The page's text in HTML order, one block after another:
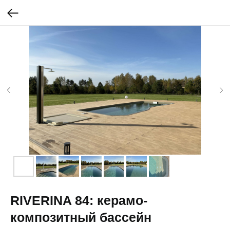
RIVERINA 84: керамо-
композитный бассейн